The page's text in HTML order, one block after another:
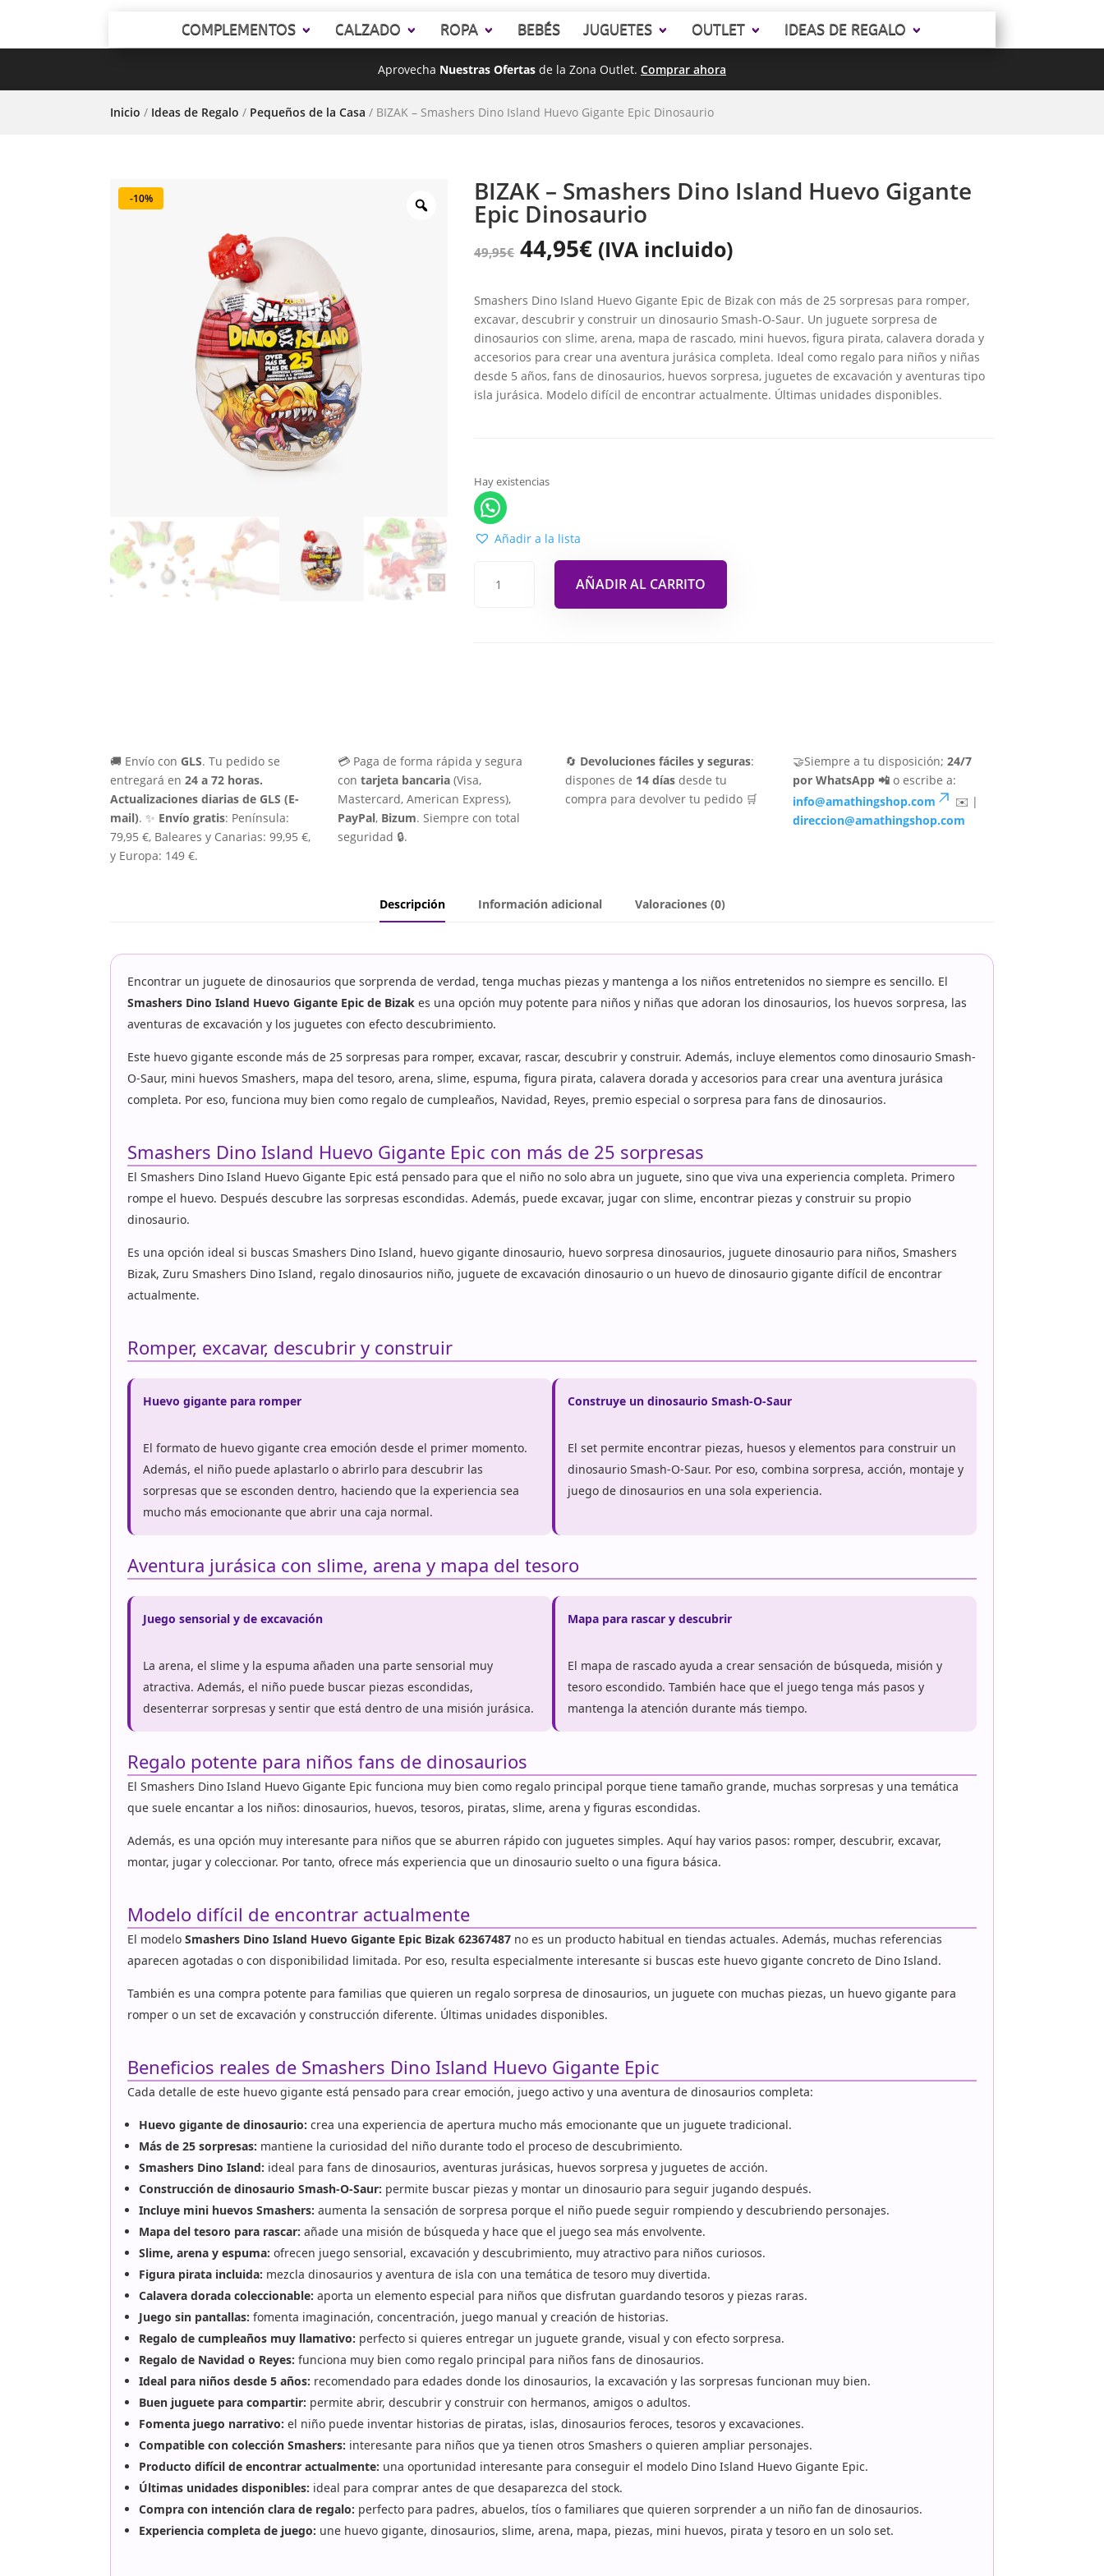
COMPLEMENTOS CALZADO ROPA BEBÉS JUGUETES OUTLET IDEAS DE REGALO
Aprovecha Nuestras Ofertas de la Zona Outlet. Comprar ahora
Inicio / Ideas de Regalo / Pequeños de la Casa / BIZAK – Smashers Dino Island Huevo Gigante Epic Dinosaurio
-10% BIZAK – Smashers Dino Island Huevo Gigante
Epic Dinosaurio
49,95€ 44,95€ (IVA incluido)
Smashers Dino Island Huevo Gigante Epic de Bizak con más de 25 sorpresas para romper,
excavar, descubrir y construir un dinosaurio Smash-O-Saur. Un juguete sorpresa de
dinosaurios con slime, arena, mapa de rascado, mini huevos, figura pirata, calavera dorada y
accesorios para crear una aventura jurásica completa. Ideal como regalo para niños y niñas
desde 5 años, fans de dinosaurios, huevos sorpresa, juguetes de excavación y aventuras tipo
isla jurásica. Modelo difícil de encontrar actualmente. Últimas unidades disponibles.
Hay existencias
Añadir a la lista
AÑADIR AL CARRITO
🚚 Envío conGLS. Tu pedido se
entregará en24 a 72 horas.
Actualizaciones diarias de GLS (E-
mail). ✨ Envío gratis: Península:
79,95 €, Baleares y Canarias: 99,95 €,
y Europa: 149 €.
💳 Paga de forma rápida y segura
contarjeta bancaria (Visa,
Mastercard, American Express),
PayPal, Bizum. Siempre con total
seguridad 🔒.
🔄 Devoluciones fáciles y seguras:
dispones de 14 días desde tu
compra para devolver tu pedido 🛒
🤝Siempre a tu disposición; 24/7
por WhatsApp 📲o escribe a:
info@amathingshop.com
✉️ |
direccion@amathingshop.com
Descripción Información adicional Valoraciones (0)
Encontrar un juguete de dinosaurios que sorprenda de verdad, tenga muchas piezas y mantenga a los niños entretenidos no siempre es sencillo. El
Smashers Dino Island Huevo Gigante Epic de Bizak es una opción muy potente para niños y niñas que adoran los dinosaurios, los huevos sorpresa, las
aventuras de excavación y los juguetes con efecto descubrimiento.
Este huevo gigante esconde más de 25 sorpresas para romper, excavar, rascar, descubrir y construir. Además, incluye elementos como dinosaurio Smash-
O-Saur, mini huevos Smashers, mapa del tesoro, arena, slime, espuma, figura pirata, calavera dorada y accesorios para crear una aventura jurásica
completa. Por eso, funciona muy bien como regalo de cumpleaños, Navidad, Reyes, premio especial o sorpresa para fans de dinosaurios.
Smashers Dino Island Huevo Gigante Epic con más de 25 sorpresas
El Smashers Dino Island Huevo Gigante Epic está pensado para que el niño no solo abra un juguete, sino que viva una experiencia completa. Primero
rompe el huevo. Después descubre las sorpresas escondidas. Además, puede excavar, jugar con slime, encontrar piezas y construir su propio
dinosaurio.
Es una opción ideal si buscas Smashers Dino Island, huevo gigante dinosaurio, huevo sorpresa dinosaurios, juguete dinosaurio para niños, Smashers
Bizak, Zuru Smashers Dino Island, regalo dinosaurios niño, juguete de excavación dinosaurio o un huevo de dinosaurio gigante difícil de encontrar
actualmente.
Romper, excavar, descubrir y construir
Huevo gigante para romper
El formato de huevo gigante crea emoción desde el primer momento.
Además, el niño puede aplastarlo o abrirlo para descubrir las
sorpresas que se esconden dentro, haciendo que la experiencia sea
mucho más emocionante que abrir una caja normal.
Construye un dinosaurio Smash-O-Saur
El set permite encontrar piezas, huesos y elementos para construir un
dinosaurio Smash-O-Saur. Por eso, combina sorpresa, acción, montaje y
juego de dinosaurios en una sola experiencia.
Aventura jurásica con slime, arena y mapa del tesoro
Juego sensorial y de excavación
La arena, el slime y la espuma añaden una parte sensorial muy
atractiva. Además, el niño puede buscar piezas escondidas,
desenterrar sorpresas y sentir que está dentro de una misión jurásica.
Mapa para rascar y descubrir
El mapa de rascado ayuda a crear sensación de búsqueda, misión y
tesoro escondido. También hace que el juego tenga más pasos y
mantenga la atención durante más tiempo.
Regalo potente para niños fans de dinosaurios
El Smashers Dino Island Huevo Gigante Epic funciona muy bien como regalo principal porque tiene tamaño grande, muchas sorpresas y una temática
que suele encantar a los niños: dinosaurios, huevos, tesoros, piratas, slime, arena y figuras escondidas.
Además, es una opción muy interesante para niños que se aburren rápido con juguetes simples. Aquí hay varios pasos: romper, descubrir, excavar,
montar, jugar y coleccionar. Por tanto, ofrece más experiencia que un dinosaurio suelto o una figura básica.
Modelo difícil de encontrar actualmente
El modeloSmashers Dino Island Huevo Gigante Epic Bizak 62367487 no es un producto habitual en tiendas actuales. Además, muchas referencias
aparecen agotadas o con disponibilidad limitada. Por eso, resulta especialmente interesante si buscas este huevo gigante concreto de Dino Island.
También es una compra potente para familias que quieren un regalo sorpresa de dinosaurios, un juguete con muchas piezas, un huevo gigante para
romper o un set de excavación y construcción diferente. Últimas unidades disponibles.
Beneficios reales de Smashers Dino Island Huevo Gigante Epic
Cada detalle de este huevo gigante está pensado para crear emoción, juego activo y una aventura de dinosaurios completa:
Huevo gigante de dinosaurio: crea una experiencia de apertura mucho más emocionante que un juguete tradicional.
Más de 25 sorpresas: mantiene la curiosidad del niño durante todo el proceso de descubrimiento.
Smashers Dino Island: ideal para fans de dinosaurios, aventuras jurásicas, huevos sorpresa y juguetes de acción.
Construcción de dinosaurio Smash-O-Saur: permite buscar piezas y montar un dinosaurio para seguir jugando después.
Incluye mini huevos Smashers: aumenta la sensación de sorpresa porque el niño puede seguir rompiendo y descubriendo personajes.
Mapa del tesoro para rascar: añade una misión de búsqueda y hace que el juego sea más envolvente.
Slime, arena y espuma: ofrecen juego sensorial, excavación y descubrimiento, muy atractivo para niños curiosos.
Figura pirata incluida: mezcla dinosaurios y aventura de isla con una temática de tesoro muy divertida.
Calavera dorada coleccionable: aporta un elemento especial para niños que disfrutan guardando tesoros y piezas raras.
Juego sin pantallas: fomenta imaginación, concentración, juego manual y creación de historias.
Regalo de cumpleaños muy llamativo: perfecto si quieres entregar un juguete grande, visual y con efecto sorpresa.
Regalo de Navidad o Reyes: funciona muy bien como regalo principal para niños fans de dinosaurios.
Ideal para niños desde 5 años: recomendado para edades donde los dinosaurios, la excavación y las sorpresas funcionan muy bien.
Buen juguete para compartir: permite abrir, descubrir y construir con hermanos, amigos o adultos.
Fomenta juego narrativo: el niño puede inventar historias de piratas, islas, dinosaurios feroces, tesoros y excavaciones.
Compatible con colección Smashers: interesante para niños que ya tienen otros Smashers o quieren ampliar personajes.
Producto difícil de encontrar actualmente: una oportunidad interesante para conseguir el modelo Dino Island Huevo Gigante Epic.
Últimas unidades disponibles: ideal para comprar antes de que desaparezca del stock.
Compra con intención clara de regalo: perfecto para padres, abuelos, tíos o familiares que quieren sorprender a un niño fan de dinosaurios.
Experiencia completa de juego: une huevo gigante, dinosaurios, slime, arena, mapa, piezas, mini huevos, pirata y tesoro en un solo set.